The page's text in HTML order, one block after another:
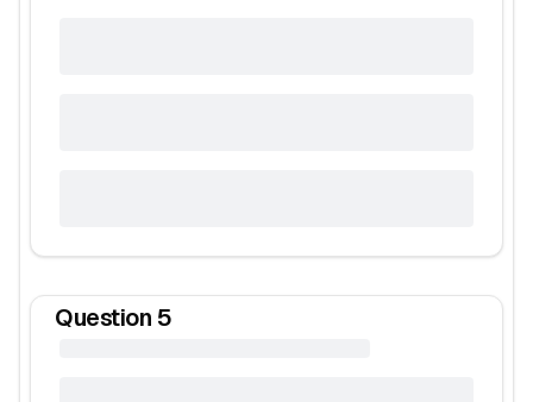
Question 5